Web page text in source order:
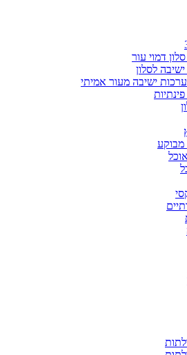
דמוי עור
לסלון
ישיבה מעור אמיתי
מבוקע